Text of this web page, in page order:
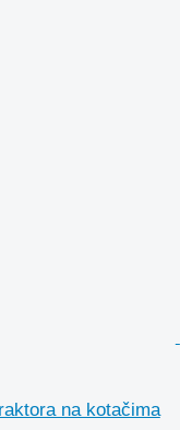
na kotačima